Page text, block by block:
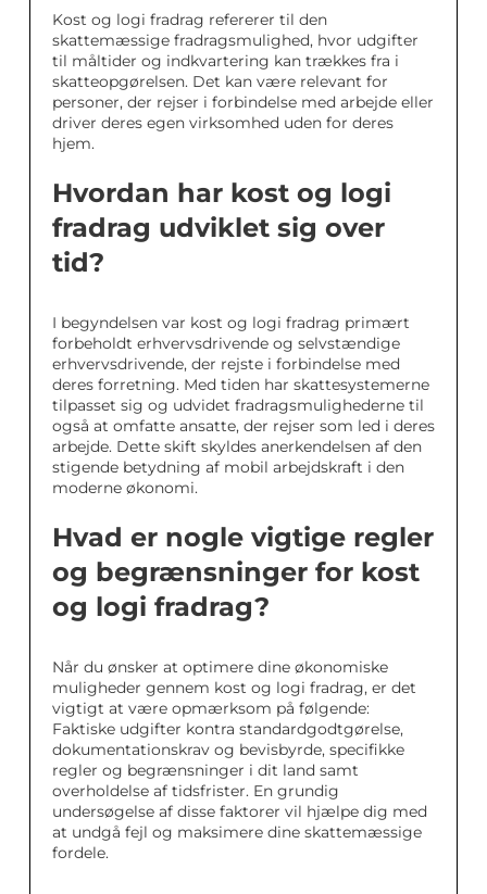
Kost og logi fradrag refererer til den
skattemæssige fradragsmulighed, hvor udgifter
til måltider og indkvartering kan trækkes fra i
skatteopgørelsen. Det kan være relevant for
personer, der rejser i forbindelse med arbejde eller
driver deres egen virksomhed uden for deres
hjem.
Hvordan har kost og logi
fradrag udviklet sig over
tid?
I begyndelsen var kost og logi fradrag primært
forbeholdt erhvervsdrivende og selvstændige
erhvervsdrivende, der rejste i forbindelse med
deres forretning. Med tiden har skattesystemerne
tilpasset sig og udvidet fradragsmulighederne til
også at omfatte ansatte, der rejser som led i deres
arbejde. Dette skift skyldes anerkendelsen af den
stigende betydning af mobil arbejdskraft i den
moderne økonomi.
Hvad er nogle vigtige regler
og begrænsninger for kost
og logi fradrag?
Når du ønsker at optimere dine økonomiske
muligheder gennem kost og logi fradrag, er det
vigtigt at være opmærksom på følgende:
Faktiske udgifter kontra standardgodtgørelse,
dokumentationskrav og bevisbyrde, specifikke
regler og begrænsninger i dit land samt
overholdelse af tidsfrister. En grundig
undersøgelse af disse faktorer vil hjælpe dig med
at undgå fejl og maksimere dine skattemæssige
fordele.